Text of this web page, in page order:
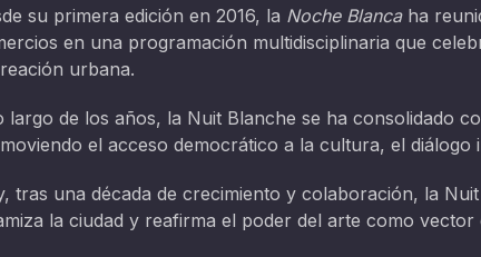
su primera edición en 2016, la Noche Blancaha
en una programación multidisciplinaria que
urbana.
largo de los años, la Nuit Blanche se ha consolidado
el acceso democrático a la cultura, el
tras una década de crecimiento y colaboración, la
la ciudad y reafirma el poder del arte como vector